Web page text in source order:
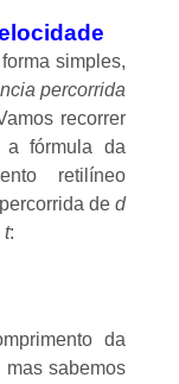
simples,
percorrida
recorrer
afórmula da
retilíneo
ded
t:
da
sabemos